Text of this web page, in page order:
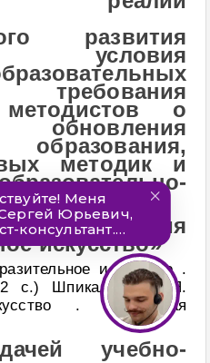
развития
условия
требования
о
обновления
методик и
процесс.
линия
искусство»
искусство .
с.) Шпикалова Т. Я.
. Творческая
учебно-